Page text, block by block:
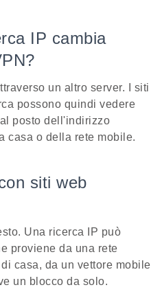
IP cambia
un altro server. I siti
possono quindi vedere
posto dell'indirizzo
casa o della rete mobile.
siti web
Una ricerca IP può
proviene da una rete
casa, da un vettore mobile
un blocco da solo.